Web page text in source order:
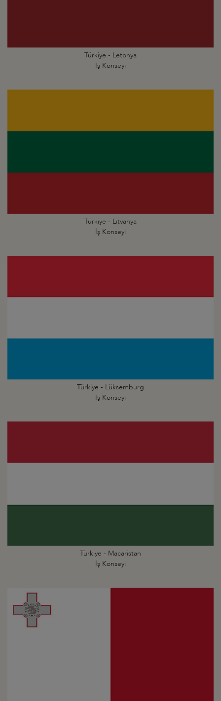
Türkiye - Letonya
İş Konseyi
Türkiye - Litvanya
İş Konseyi
Türkiye - Lüksemburg
İş Konseyi
Türkiye - Macaristan
İş Konseyi